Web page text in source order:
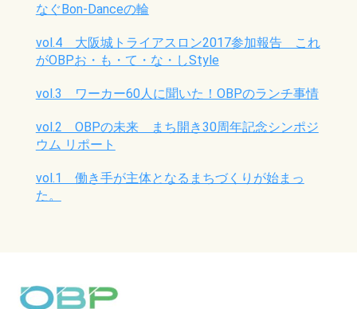
なぐBon-Danceの輪
vol.4 大阪城トライアスロン2017参加報告 これ
がOBPお・も・て・な・しStyle
vol.3 ワーカー60人に聞いた！OBPのランチ事情
vol.2 OBPの未来 まち開き30周年記念シンポジ
ウム リポート
vol.1 働き手が主体となるまちづくりが始まっ
た。